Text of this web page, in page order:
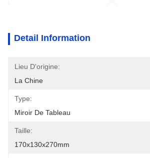
Detail Information
Lieu D'origine:
La Chine
Type:
Miroir De Tableau
Taille:
170x130x270mm